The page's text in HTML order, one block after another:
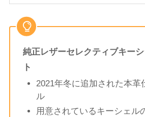
純正レザーセレクティブキー
ト
2021年冬に追加された本革
ル
用意されているキーシェル